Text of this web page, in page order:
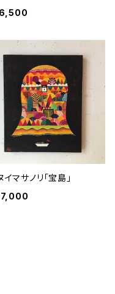
イマサノリ「宝島」